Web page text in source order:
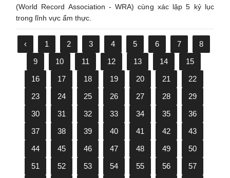
(World Record Association - WRA) cùng xác lập 5 kỷ lục
trong lĩnh vực ẩm thực.
‹ 1 2 3 4 5 6 7
8
9
10 11 12 13 14
15
16
17 18 19 20 21
22
23
24 25 26 27 28
29
30
31 32 33 34 35
36
37
38 39 40 41 42
43
44
45 46 47 48 49
50
51
52 53 54 55 56
57